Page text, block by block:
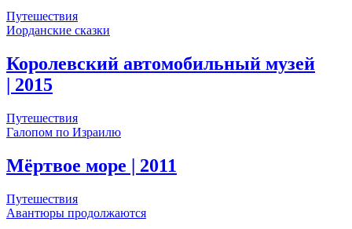
Путешествия
Иорданские сказки
Королевский автомобильный музей
| 2015
Путешествия
Галопом по Израилю
Мёртвое море | 2011
Путешествия
Авантюры продолжаются